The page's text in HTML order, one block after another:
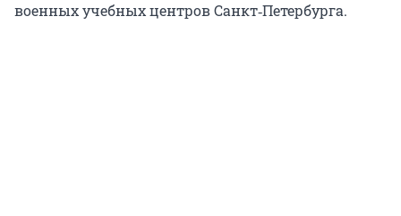
военных учебных центров Санкт‑Петербурга.